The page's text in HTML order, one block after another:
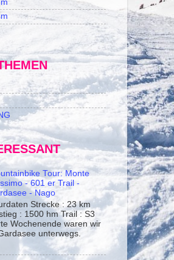
Tour: Monte
- 601 er Trail -
- Nago
Strecke : 23 km
: 1500 hm Trail : S3
Wochenende waren wir
unterwegs.